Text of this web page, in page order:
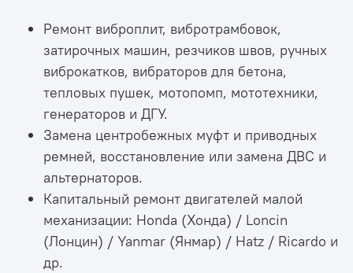
Ремонт виброплит, вибротрамбовок,
затирочных машин, резчиков швов, ручных
виброкатков, вибраторов для бетона,
тепловых пушек, мотопомп, мототехники,
генераторов и ДГУ.
Замена центробежных муфт и приводных
ремней, восстановление или замена ДВС и
альтернаторов.
Капитальный ремонт двигателей малой
механизации: Honda (Хонда) / Loncin
(Лонцин) / Yanmar (Янмар) / Hatz / Ricardo и
др.